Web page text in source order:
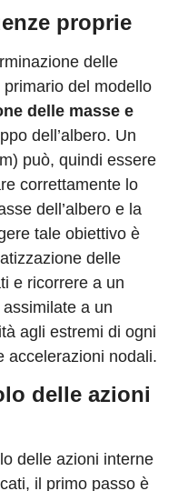
proprie
delle
del modello
delle masse e
dell’albero. Un
può, quindi essere
correttamente lo
dell’albero e la
tale obiettivo è
delle
e ricorrere a un
a un
agli estremi di ogni
accelerazioni nodali.
delle azioni
delle azioni interne
il primo passo è